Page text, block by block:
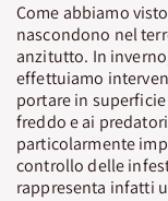
Come abbiamo
nascondono nel
anzitutto. In
effettuiamo
portare in
freddo e ai
particolarmente
controllo delle
rappresenta infatti